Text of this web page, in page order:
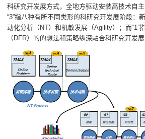
科研究开发展方式，全地方驱动安装高技术自
“3”指八种有所不同类形的科研究开发展阶段：
动化分析（NT）和机敏发展（Agility）；而“1”
（DFR）的的想法和策略纵深融合科研究开发展